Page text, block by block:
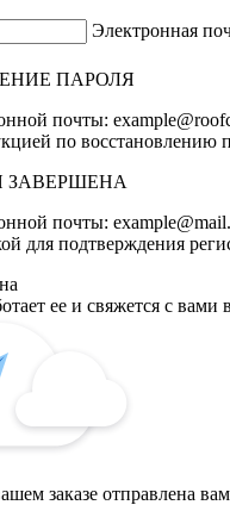
Электронная
ПАРОЛЯ
почты:
по восстановлению
ЗАВЕРШЕНА
почты:
для подтверждения
ее и свяжется с вами
заказе отправлена